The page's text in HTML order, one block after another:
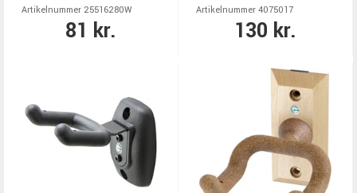
Artikelnummer 25516280W
81 kr.
Artikelnummer 4075017
130 kr.